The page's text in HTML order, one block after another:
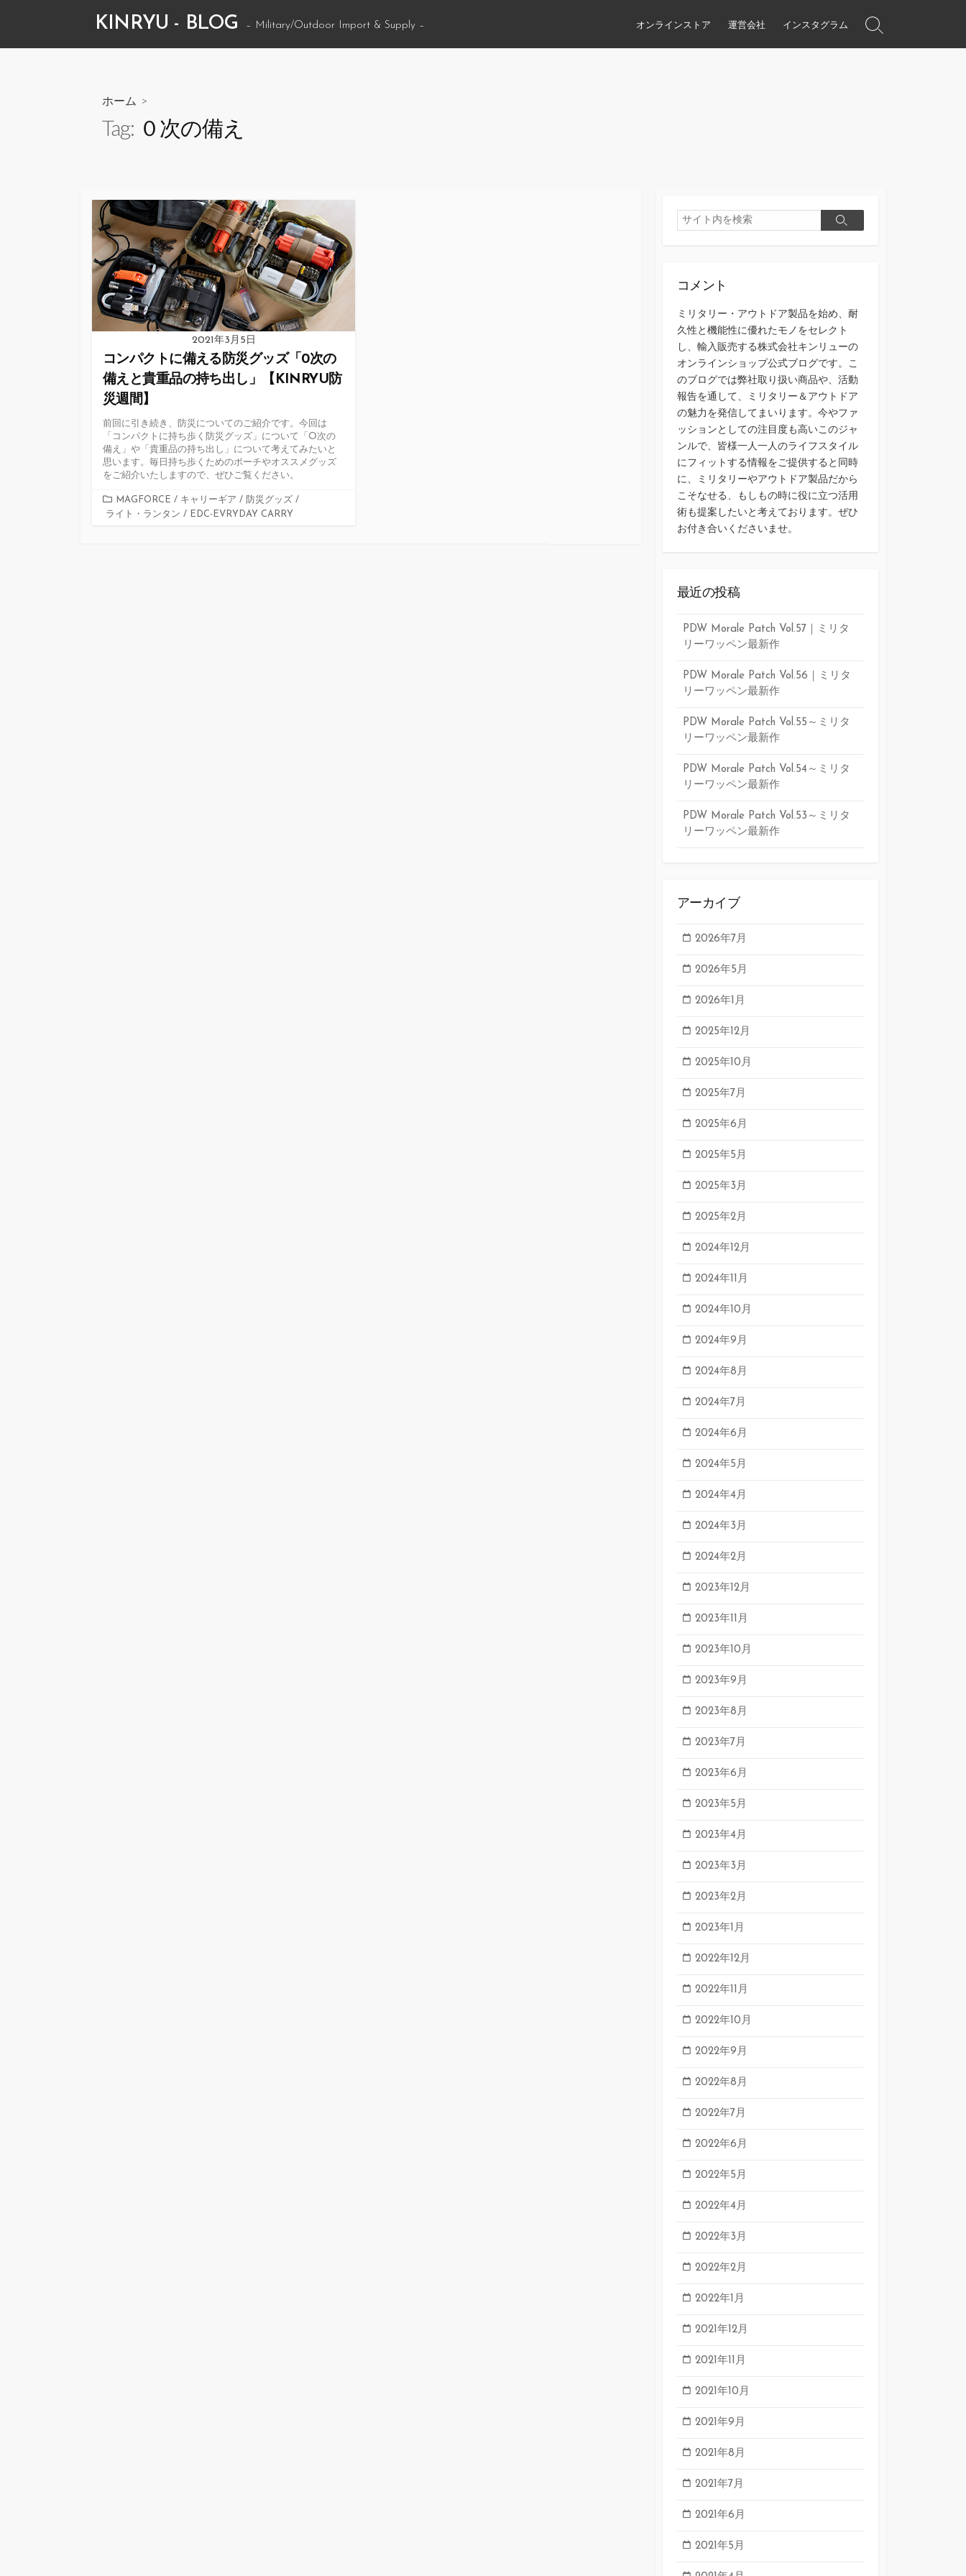
テ
KINRYU - BLOG – Military/Outdoor Import & Supply – オンラインストア 運営会社 インスタグラム
検
索
ホーム >
Tag: ０次の備え
2021年3月5日
コンパクトに備える防災グッズ「0次の
備えと貴重品の持ち出し」【KINRYU防
災週間】
前回に引き続き、防災についてのご紹介です。今回は
「コンパクトに持ち歩く防災グッズ」について「O次の
備え」や「貴重品の持ち出し」について考えてみたいと
思います。毎日持ち歩くためのポーチやオススメグッズ
をご紹介いたしますので、ぜひご覧ください。
カ
テ
MAGFORCE / キャリーギア / 防災グッズ /
ライト・ランタン / EDC-EVRYDAY CARRY
検
索
検
コメント
ミリタリー・アウトドア製品を始め、耐
久性と機能性に優れたモノをセレクト
し、輸入販売する株式会社キンリューの
オンラインショップ公式ブログです。こ
のブログでは弊社取り扱い商品や、活動
報告を通して、ミリタリー＆アウトドア
の魅力を発信してまいります。今やファ
ッションとしての注目度も高いこのジャ
ンルで、皆様一人一人のライフスタイル
にフィットする情報をご提供すると同時
に、ミリタリーやアウトドア製品だから
こそなせる、もしもの時に役に立つ活用
術も提案したいと考えております。ぜひ
お付き合いくださいませ。
最近の投稿
PDW Morale Patch Vol.57｜ミリタ
リーワッペン最新作
PDW Morale Patch Vol.56｜ミリタ
リーワッペン最新作
PDW Morale Patch Vol.55～ミリタ
リーワッペン最新作
PDW Morale Patch Vol.54～ミリタ
リーワッペン最新作
PDW Morale Patch Vol.53～ミリタ
リーワッペン最新作
アーカイブ
2026年7月
2026年5月
2026年1月
2025年12月
2025年10月
2025年7月
2025年6月
2025年5月
2025年3月
2025年2月
2024年12月
2024年11月
2024年10月
2024年9月
2024年8月
2024年7月
2024年6月
2024年5月
2024年4月
2024年3月
2024年2月
2023年12月
2023年11月
2023年10月
2023年9月
2023年8月
2023年7月
2023年6月
2023年5月
2023年4月
2023年3月
2023年2月
2023年1月
2022年12月
2022年11月
2022年10月
2022年9月
2022年8月
2022年7月
2022年6月
2022年5月
2022年4月
2022年3月
2022年2月
2022年1月
2021年12月
2021年11月
2021年10月
2021年9月
2021年8月
2021年7月
2021年6月
2021年5月